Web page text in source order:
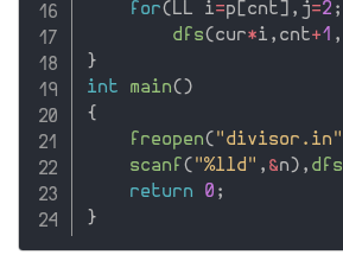
for(LL i=p [cnt] , j=2 ;
dfs(cur*i , cnt+1 ,
}
int
main()
{
freopen( "divisor.in"
scanf ( "%lld" , &n) , dfs
return
0 ;
}